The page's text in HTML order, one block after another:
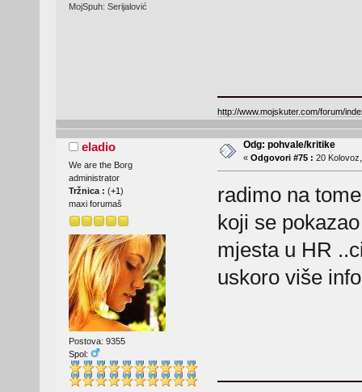
MojSpuh: Serijalović
http://www.mojskuter.com/forum/
eladio
We are the Borg
administrator
Tržnica : (+1)
maxi forumaš
Postova: 9355
Spol:
Odg: pohvale/kritike
« Odgovori #75 : 20
radimo na
koji se
mjesta u HR
uskoro više